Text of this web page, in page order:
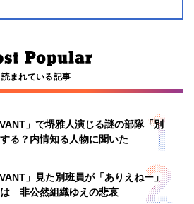
読まれている記事
」で堺雅人演じる謎の部隊「別
る？内情知る人物に聞いた
」見た別班員が「ありえねー」
非公然組織ゆえの悲哀